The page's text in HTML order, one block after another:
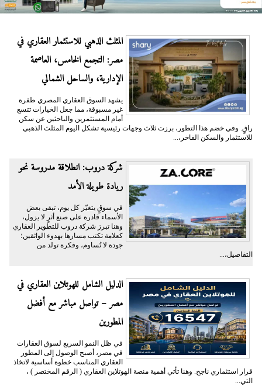
المثلث الذهبي للاستثمار العقاري في
مصر: التجمع الخامس، العاصمة
الإدارية، والساحل الشمالي
يشهد السوق العقاري المصري طفرة
غير مسبوقة، مما جعل الخيارات تتسع
أمام المستثمرين والباحثين عن سكن
راقٍ. وفي خضم هذا التطور، برزت ثلاث وجهات رئيسية تشكل اليوم المثلث الذهبي
للاستثمار والسكن الفاخر،...
شركة دروب: انطلاقة مدروسة نحو
ريادة طويلة الأمد
في سوقٍ يتغيّر كل يوم، تبقى بعض
الأسماء قادرة على صنع أثرٍ لا يزول،
وهنا تبرز شركة دروب للتطوير العقاري
كعلامة تكتب مسارها بهدوء الواثقين؛
جودة لا تُساوم، وفكرة تولد من
التفاصيل،...
الدليل الشامل للهوتلاين العقاري في
مصر – تواصل مباشر مع أفضل
المطورين
في ظل النمو السريع لسوق العقارات
في مصر، أصبح الوصول إلى المطور
العقاري المناسب خطوة أساسية لاتخاذ
قرار استثماري ناجح. وهنا تأتي أهمية منصة الهوتلاين العقاري ( الرقم المختصر ) ،
التي...